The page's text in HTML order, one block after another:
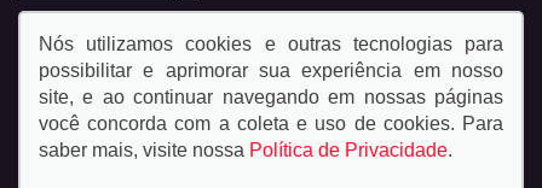
© Copyright 2026
Nós utilizamos cookies e outras tecnologias para
possibilitar e aprimorar sua experiência em nosso
site, e ao continuar navegando em nossas páginas
você concorda com a coleta e uso de cookies. Para
saber mais, visite nossa Política de Privacidade.